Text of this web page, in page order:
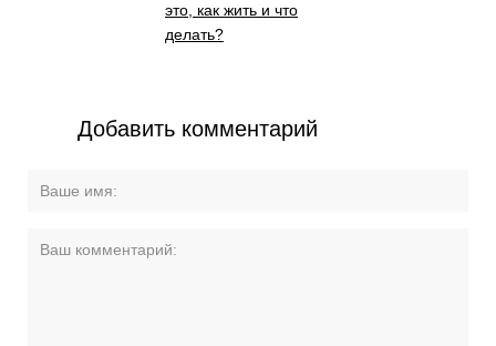
это, как жить и что
делать?
Добавить комментарий